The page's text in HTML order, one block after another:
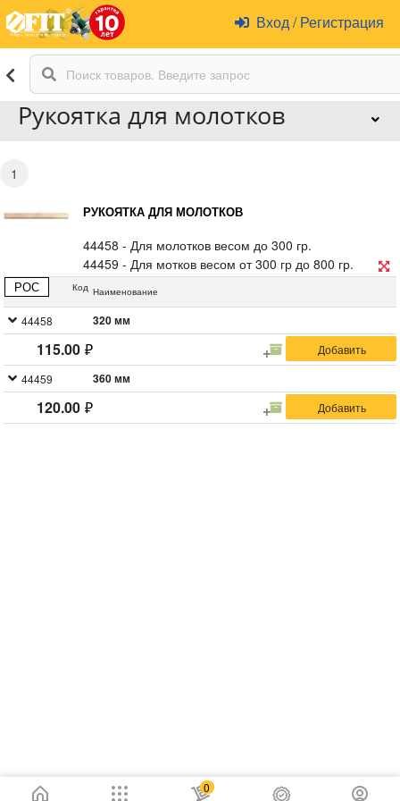
Вход /Регистрация
Рукоятка для молотков
1
РУКОЯТКА ДЛЯ МОЛОТКОВ
44458 - Для молотков весом до 300 гр.
44459 - Для мотков весом от 300 гр до 800 гр.
Материал: дерево.
Код
РОС Наименование
44458 320 мм
115.00
44459 360 мм
120.00
0